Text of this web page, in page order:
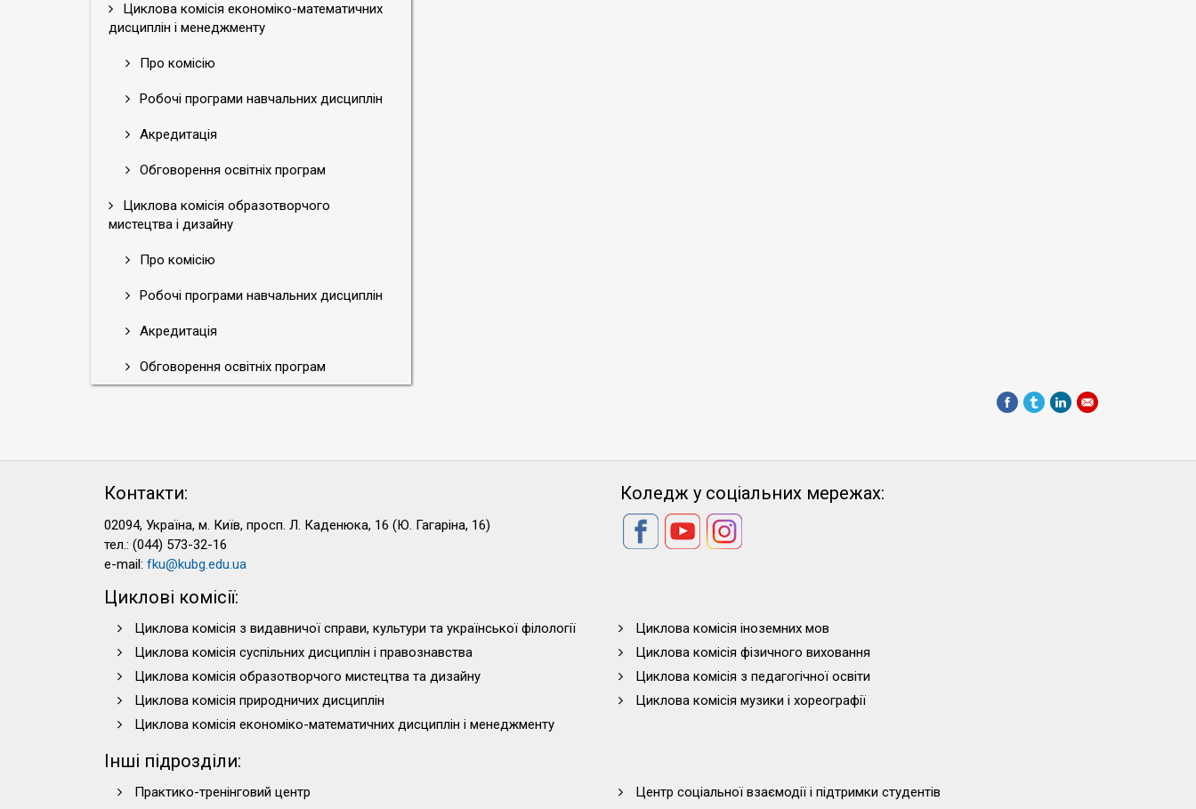
Циклова комісія економіко-математичних
дисциплін і менеджменту
Про комісію
Робочі програми навчальних дисциплін
Акредитація
Обговорення освітніх програм
Циклова комісія образотворчого
мистецтва і дизайну
Про комісію
Робочі програми навчальних дисциплін
Акредитація
Обговорення освітніх програм
Контакти:
02094, Україна, м. Київ, просп. Л. Каденюка, 16 (Ю. Гагаріна, 16)
тел.: (044) 573-32-16
e-mail: fku@kubg.edu.ua
Коледж у соціальних мережах:
Циклові комісії:
Циклова комісія з видавничої справи, культури та української філології
Циклова комісія іноземних мов
Циклова комісія суспільних дисциплін і правознавства
Циклова комісія фізичного виховання
Циклова комісія образотворчого мистецтва та дизайну
Циклова комісія з педагогічної освіти
Циклова комісія природничих дисциплін
Циклова комісія музики і хореографії
Циклова комісія економіко-математичних дисциплін і менеджменту
Інші підрозділи:
Практико-тренінговий центр
Центр соціальної взаємодії і підтримки студентів